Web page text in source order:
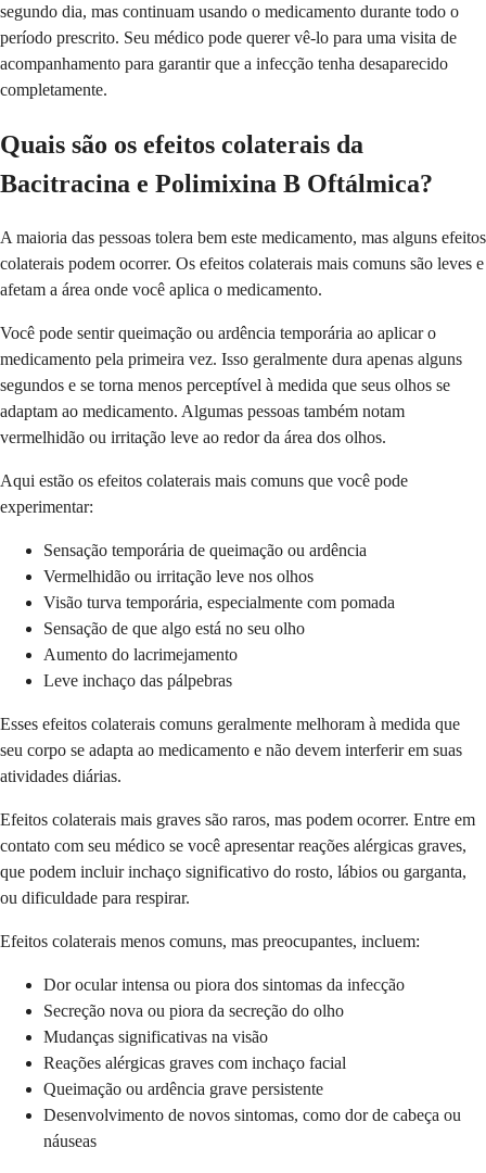
segundo dia, mas continuam usando o medicamento durante todo o
período prescrito. Seu médico pode querer vê-lo para uma visita de
acompanhamento para garantir que a infecção tenha desaparecido
completamente.
Quais são os efeitos colaterais da
Bacitracina e Polimixina B Oftálmica?
A maioria das pessoas tolera bem este medicamento, mas alguns efeitos
colaterais podem ocorrer. Os efeitos colaterais mais comuns são leves e
afetam a área onde você aplica o medicamento.
Você pode sentir queimação ou ardência temporária ao aplicar o
medicamento pela primeira vez. Isso geralmente dura apenas alguns
segundos e se torna menos perceptível à medida que seus olhos se
adaptam ao medicamento. Algumas pessoas também notam
vermelhidão ou irritação leve ao redor da área dos olhos.
Aqui estão os efeitos colaterais mais comuns que você pode
experimentar:
Sensação temporária de queimação ou ardência
Vermelhidão ou irritação leve nos olhos
Visão turva temporária, especialmente com pomada
Sensação de que algo está no seu olho
Aumento do lacrimejamento
Leve inchaço das pálpebras
Esses efeitos colaterais comuns geralmente melhoram à medida que
seu corpo se adapta ao medicamento e não devem interferir em suas
atividades diárias.
Efeitos colaterais mais graves são raros, mas podem ocorrer. Entre em
contato com seu médico se você apresentar reações alérgicas graves,
que podem incluir inchaço significativo do rosto, lábios ou garganta,
ou dificuldade para respirar.
Efeitos colaterais menos comuns, mas preocupantes, incluem:
Dor ocular intensa ou piora dos sintomas da infecção
Secreção nova ou piora da secreção do olho
Mudanças significativas na visão
Reações alérgicas graves com inchaço facial
Queimação ou ardência grave persistente
Desenvolvimento de novos sintomas, como dor de cabeça ou
náuseas